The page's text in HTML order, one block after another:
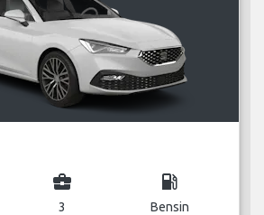
business_center
3
local_gas_station
Bensin